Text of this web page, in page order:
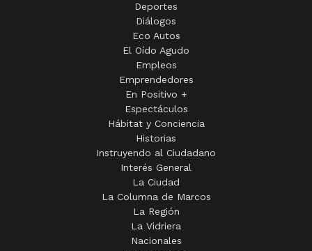
Deportes
Diálogos
Eco Autos
El Oído Agudo
Empleos
Emprendedores
En Positivo +
Espectáculos
Hábitat y Conciencia
Historias
Instruyendo al Ciudadano
Interés General
La Ciudad
La Columna de Marcos
La Región
La Vidriera
Nacionales